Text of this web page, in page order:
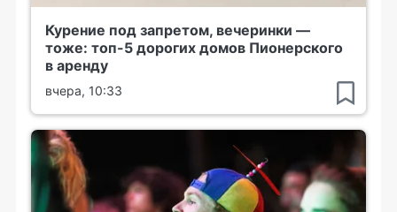
Курение под запретом, вечеринки —
тоже: топ-5 дорогих домов Пионерского
в аренду
вчера, 10:33